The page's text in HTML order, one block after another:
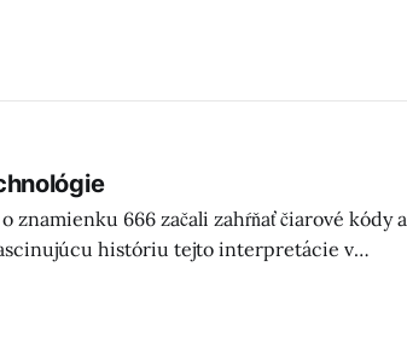
znamienku 666 začali zahŕňať čiarové kódy a
históriu tejto interpretácie v
dispensacionalizmu po súčasné očkovacie